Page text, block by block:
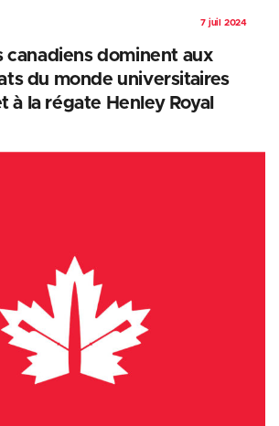
7 juil 2024
canadiens dominent aux
du monde universitaires
à la régate Henley Royal